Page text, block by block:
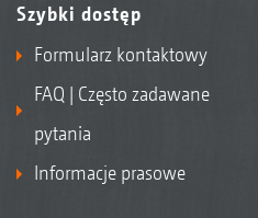
Szybki dostęp
Formularz kontaktowy
FAQ | Często zadawane
pytania
Informacje prasowe